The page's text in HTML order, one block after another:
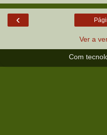
‹
Ver a
Com